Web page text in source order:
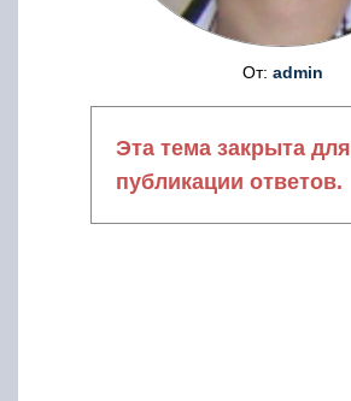
От: admin
Эта тема закрыта для
публикации ответов.